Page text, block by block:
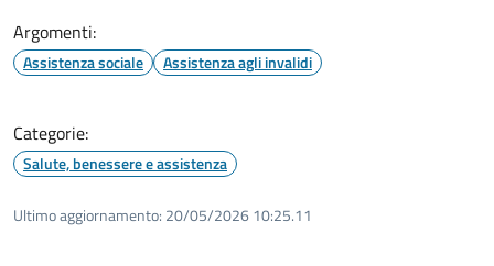
Argomenti:
Assistenza sociale Assistenza agli invalidi
Categorie:
Salute, benessere e assistenza
Ultimo aggiornamento: 20/05/2026 10:25.11